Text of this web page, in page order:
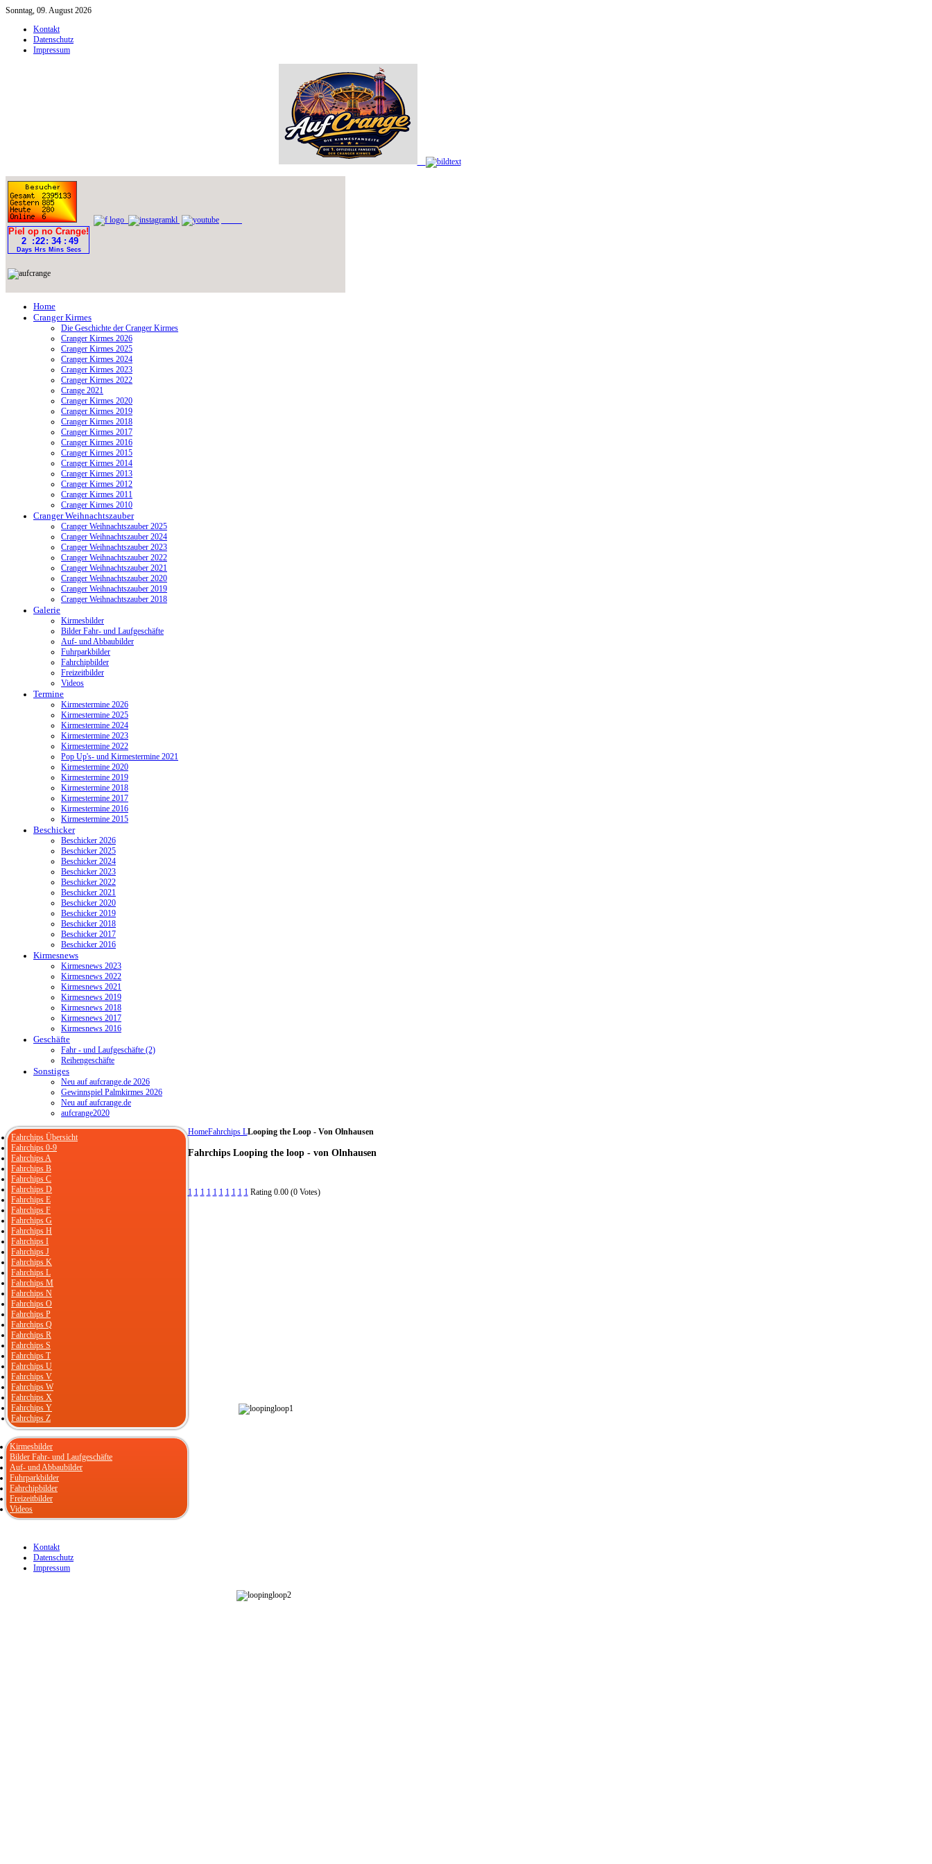
Sonntag, 09. August 2026
Kontakt
Datenschutz
Impressum
Home
Cranger Kirmes
Die Geschichte der Cranger Kirmes
Cranger Kirmes 2026
Cranger Kirmes 2025
Cranger Kirmes 2024
Cranger Kirmes 2023
Cranger Kirmes 2022
Crange 2021
Cranger Kirmes 2020
Cranger Kirmes 2019
Cranger Kirmes 2018
Cranger Kirmes 2017
Cranger Kirmes 2016
Cranger Kirmes 2015
Cranger Kirmes 2014
Cranger Kirmes 2013
Cranger Kirmes 2012
Cranger Kirmes 2011
Cranger Kirmes 2010
Cranger Weihnachtszauber
Cranger Weihnachtszauber 2025
Cranger Weihnachtszauber 2024
Cranger Weihnachtszauber 2023
Cranger Weihnachtszauber 2022
Cranger Weihnachtszauber 2021
Cranger Weihnachtszauber 2020
Cranger Weihnachtszauber 2019
Cranger Weihnachtszauber 2018
Galerie
Kirmesbilder
Bilder Fahr- und Laufgeschäfte
Auf- und Abbaubilder
Fuhrparkbilder
Fahrchipbilder
Freizeitbilder
Videos
Termine
Kirmestermine 2026
Kirmestermine 2025
Kirmestermine 2024
Kirmestermine 2023
Kirmestermine 2022
Pop Up's- und Kirmestermine 2021
Kirmestermine 2020
Kirmestermine 2019
Kirmestermine 2018
Kirmestermine 2017
Kirmestermine 2016
Kirmestermine 2015
Beschicker
Beschicker 2026
Beschicker 2025
Beschicker 2024
Beschicker 2023
Beschicker 2022
Beschicker 2021
Beschicker 2020
Beschicker 2019
Beschicker 2018
Beschicker 2017
Beschicker 2016
Kirmesnews
Kirmesnews 2023
Kirmesnews 2022
Kirmesnews 2021
Kirmesnews 2019
Kirmesnews 2018
Kirmesnews 2017
Kirmesnews 2016
Geschäfte
Fahr - und Laufgeschäfte (2)
Reihengeschäfte
Sonstiges
Neu auf aufcrange.de 2026
Gewinnspiel Palmkirmes 2026
Neu auf aufcrange.de
aufcrange2020
HomeFahrchips LLooping the Loop - Von Olnhausen
Fahrchips Looping the loop - von Olnhausen
1 1 1 1 1 1 1 1 1 1 Rating 0.00 (0 Votes)
Fahrchips Übersicht
Fahrchips 0-9
Fahrchips A
Fahrchips B
Fahrchips C
Fahrchips D
Fahrchips E
Fahrchips F
Fahrchips G
Fahrchips H
Fahrchips I
Fahrchips J
Fahrchips K
Fahrchips L
Fahrchips M
Fahrchips N
Fahrchips O
Fahrchips P
Fahrchips Q
Fahrchips R
Fahrchips S
Fahrchips T
Fahrchips U
Fahrchips V
Fahrchips W
Fahrchips X
Fahrchips Y
Fahrchips Z
Kirmesbilder
Bilder Fahr- und Laufgeschäfte
Auf- und Abbaubilder
Fuhrparkbilder
Fahrchipbilder
Freizeitbilder
Videos
Kontakt
Datenschutz
Impressum